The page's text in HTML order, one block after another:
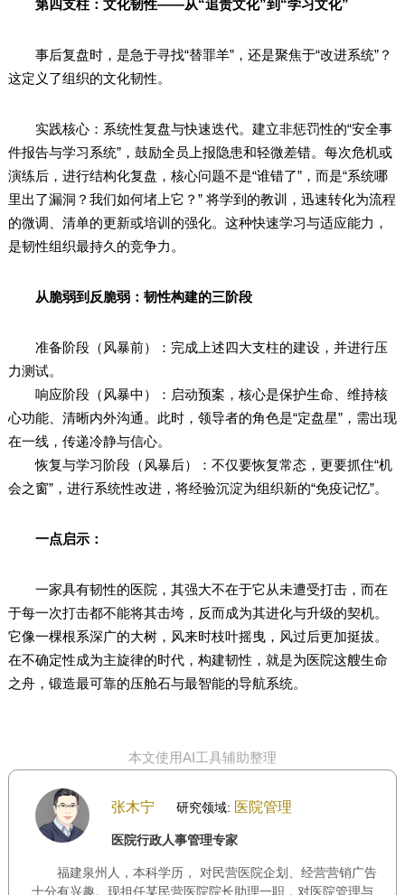
第四支柱：文化韧性——从“追责文化”到“学习文化”
事后复盘时，是急于寻找“替罪羊”，还是聚焦于“改进系统”？
这定义了组织的文化韧性。
实践核心：系统性复盘与快速迭代。建立非惩罚性的“安全事
件报告与学习系统”，鼓励全员上报隐患和轻微差错。每次危机或
演练后，进行结构化复盘，核心问题不是“谁错了”，而是“系统哪
里出了漏洞？我们如何堵上它？” 将学到的教训，迅速转化为流程
的微调、清单的更新或培训的强化。这种快速学习与适应能力，
是韧性组织最持久的竞争力。
从脆弱到反脆弱：韧性构建的三阶段
准备阶段（风暴前）：完成上述四大支柱的建设，并进行压
力测试。
响应阶段（风暴中）：启动预案，核心是保护生命、维持核
心功能、清晰内外沟通。此时，领导者的角色是“定盘星”，需出现
在一线，传递冷静与信心。
恢复与学习阶段（风暴后）：不仅要恢复常态，更要抓住“机
会之窗”，进行系统性改进，将经验沉淀为组织新的“免疫记忆”。
一点启示：
一家具有韧性的医院，其强大不在于它从未遭受打击，而在
于每一次打击都不能将其击垮，反而成为其进化与升级的契机。
它像一棵根系深广的大树，风来时枝叶摇曳，风过后更加挺拔。
在不确定性成为主旋律的时代，构建韧性，就是为医院这艘生命
之舟，锻造最可靠的压舱石与最智能的导航系统。
本文使用AI工具辅助整理
张木宁 研究领域: 医院管理
医院行政人事管理专家
福建泉州人，本科学历， 对民营医院企划、经营营销广告
十分有兴趣。现担任某民营医院院长助理一职，对医院管理与